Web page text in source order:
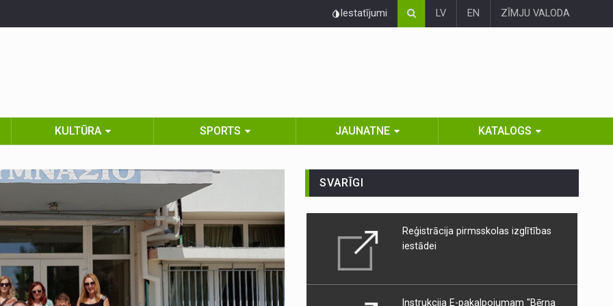
Iestatījumi LV EN ZĪMJU VALODA
KULTŪRA SPORTS JAUNATNE KATALOGS
SVARĪGI
Reģistrācija pirmsskolas izglītības
iestādei
Instrukcija E-pakalpojumam "Bērna